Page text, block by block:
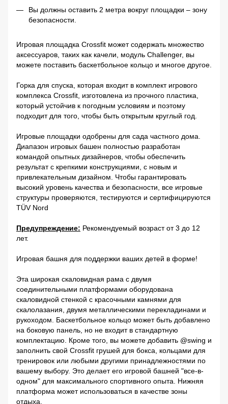
Вы должны оставить 2 метра вокруг площадки – зону
безопасности.
Игровая площадка Crossfit может содержать множество
аксессуаров, таких как качели, модуль Challenger, вы
можете поставить баскетбольное кольцо и многое другое.
Горка для спуска, которая входит в комплект игрового
комплекса Crossfit, изготовлена ​​из прочного пластика,
который устойчив к погодным условиям и поэтому
подходит для того, чтобы быть открытым круглый год.
Игровые площадки одобрены для сада частного дома.
Диапазон игровых башен полностью разработан
командой опытных дизайнеров, чтобы обеспечить
результат с крепкими конструкциями, с новым и
привлекательным дизайном. Чтобы гарантировать
высокий уровень качества и безопасности, все игровые
структуры проверяются, тестируются и сертифицируются
TÜV Nord
Предупреждение: Рекомендуемый возраст от 3 до 12
лет.
Игровая башня для поддержки ваших детей в форме!
Эта широкая скаловидная рама с двумя
соединительными платформами оборудована
скаловидной стенкой с красочными камнями для
скалолазания, двумя металлическими перекладинами и
рукоходом. Баскетбольное кольцо может быть добавлено
на боковую панель, но не входит в стандартную
комплектацию. Кроме того, вы можете добавить @swing и
заполнить свой Crossfit грушей для бокса, кольцами для
тренировок или любыми другими принадлежностями по
вашему выбору. Это делает его игровой башней "все-в-
одном" для максимального спортивного опыта. Нижняя
платформа может использоваться в качестве зоны
отдыха.